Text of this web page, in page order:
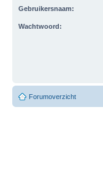
Gebruikersnaam:
Wachtwoord:
Forumoverzicht